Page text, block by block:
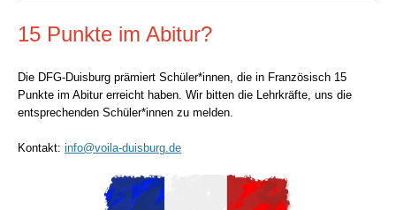
15 Punkte im Abitur?
Die DFG-Duisburg prämiert Schüler*innen, die in Französisch 15
Punkte im Abitur erreicht haben. Wir bitten die Lehrkräfte, uns die
entsprechenden Schüler*innen zu melden.
Kontakt: info@voila-duisburg.de